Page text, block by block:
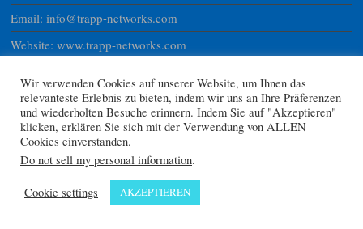
Email: info@trapp-networks.com
Website: www.trapp-networks.com
ID 15801735008
Trapp Networks, 2019.
Impressum Datenschutz
Wir verwenden Cookies auf unserer Website, um Ihnen das
relevanteste Erlebnis zu bieten, indem wir uns an Ihre Präferenzen
und wiederholten Besuche erinnern. Indem Sie auf "Akzeptieren"
klicken, erklären Sie sich mit der Verwendung von ALLEN
Cookies einverstanden.
Do not sell my personal information.
Cookie settings AKZEPTIEREN